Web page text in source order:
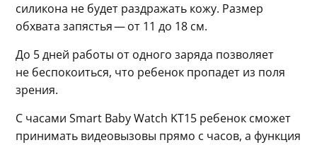
силикона не будет раздражать кожу. Размер
обхвата запястья — от 11 до 18 см.
До 5 дней работы от одного заряда позволяет
не беспокоиться, что ребенок пропадет из поля
зрения.
С часами Smart Baby Watch KT15 ребенок сможет
принимать видеовызовы прямо с часов, а функция